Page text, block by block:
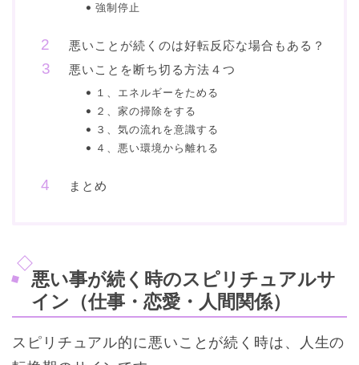
強制停止
悪いことが続くのは好転反応な場合もある？
悪いことを断ち切る方法４つ
１、エネルギーをためる
２、家の掃除をする
３、気の流れを意識する
４、悪い環境から離れる
まとめ
悪い事が続く時のスピリチュアルサ
イン（仕事・恋愛・人間関係）
スピリチュアル的に悪いことが続く時は、人生の